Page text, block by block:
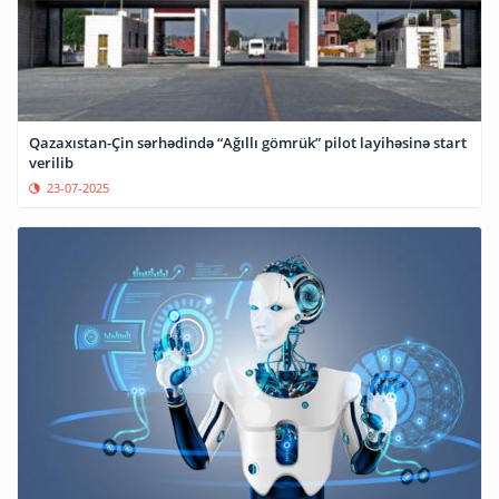
Qazaxıstan-Çin sərhədində “Ağıllı gömrük” pilot layihəsinə start
verilib
23-07-2025